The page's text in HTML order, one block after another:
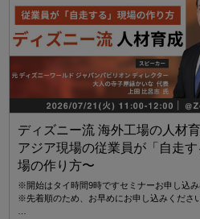
ディズニー流 海外工場の人材
アジア現場の従業員が「自走す
場の作り方〜
※開始はタイ時間9時ですセミナーお申し込
※先着順のため、お早めにお申し込みくださ